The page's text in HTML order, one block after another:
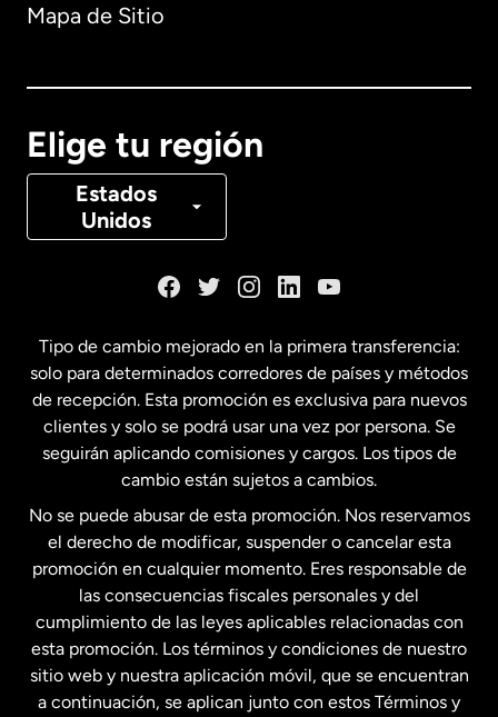
Mapa de Sitio
Elige tu región
Estados
Unidos
Canadá Français
Estados Unidos English
Estados Unidos Español
Francia
Malasia
Nueva Zelanda
Tipo de cambio mejorado en la primera transferencia:
solo para determinados corredores de países y métodos
de recepción. Esta promoción es exclusiva para nuevos
clientes y solo se podrá usar una vez por persona. Se
seguirán aplicando comisiones y cargos. Los tipos de
cambio están sujetos a cambios.
No se puede abusar de esta promoción. Nos reservamos
el derecho de modificar, suspender o cancelar esta
promoción en cualquier momento. Eres responsable de
las consecuencias fiscales personales y del
cumplimiento de las leyes aplicables relacionadas con
esta promoción. Los términos y condiciones de nuestro
sitio web y nuestra aplicación móvil, que se encuentran
a continuación, se aplican junto con estos Términos y